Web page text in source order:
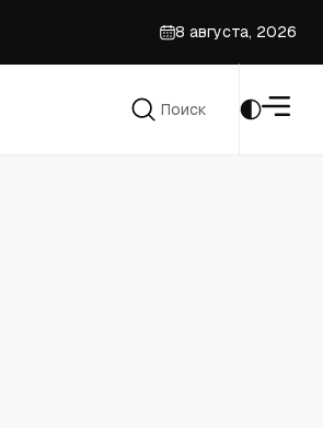
8 августа, 2026
Поиск